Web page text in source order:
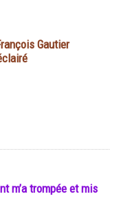
Gautier
m’a trompée et mis